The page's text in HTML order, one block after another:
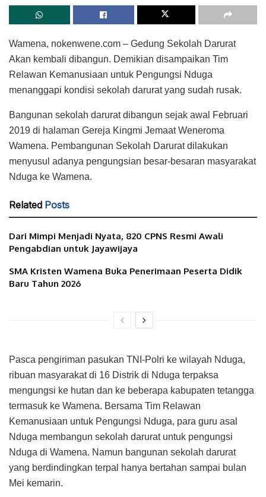
Wamena, nokenwene.com – Gedung Sekolah Darurat
Akan kembali dibangun. Demikian disampaikan Tim
Relawan Kemanusiaan untuk Pengungsi Nduga
menanggapi kondisi sekolah darurat yang sudah rusak.
Bangunan sekolah darurat dibangun sejak awal Februari
2019 di halaman Gereja Kingmi Jemaat Weneroma
Wamena. Pembangunan Sekolah Darurat dilakukan
menyusul adanya pengungsian besar-besaran masyarakat
Nduga ke Wamena.
Related Posts
Dari Mimpi Menjadi Nyata, 820 CPNS Resmi Awali
Pengabdian untuk Jayawijaya
SMA Kristen Wamena Buka Penerimaan Peserta Didik
Baru Tahun 2026
Pasca pengiriman pasukan TNI-Polri ke wilayah Nduga,
ribuan masyarakat di 16 Distrik di Nduga terpaksa
mengungsi ke hutan dan ke beberapa kabupaten tetangga
termasuk ke Wamena. Bersama Tim Relawan
Kemanusiaan untuk Pengungsi Nduga, para guru asal
Nduga membangun sekolah darurat untuk pengungsi
Nduga di Wamena. Namun bangunan sekolah darurat
yang berdindingkan terpal hanya bertahan sampai bulan
Mei kemarin.